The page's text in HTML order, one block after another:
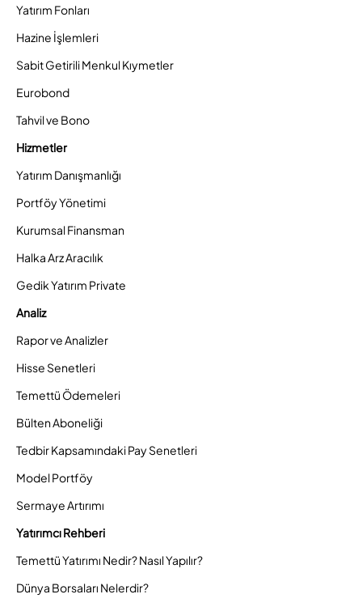
Yatırım Fonları
Hazine İşlemleri
Sabit Getirili Menkul Kıymetler
Eurobond
Tahvil ve Bono
Hizmetler
Yatırım Danışmanlığı
Portföy Yönetimi
Kurumsal Finansman
Halka Arz Aracılık
Gedik Yatırım Private
Analiz
Rapor ve Analizler
Hisse Senetleri
Temettü Ödemeleri
Bülten Aboneliği
Tedbir Kapsamındaki Pay Senetleri
Model Portföy
Sermaye Artırımı
Yatırımcı Rehberi
Temettü Yatırımı Nedir? Nasıl Yapılır?
Dünya Borsaları Nelerdir?